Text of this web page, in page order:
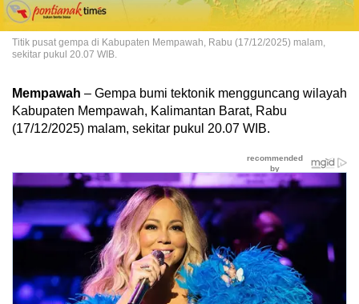
Titik pusat gempa di Kabupaten Mempawah, Rabu (17/12/2025) malam,
sekitar pukul 20.07 WIB.
Mempawah – Gempa bumi tektonik mengguncang wilayah
Kabupaten Mempawah, Kalimantan Barat, Rabu
(17/12/2025) malam, sekitar pukul 20.07 WIB.